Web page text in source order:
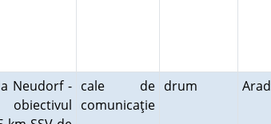
Neudorf - cale de
comunicaţie
drum Arad